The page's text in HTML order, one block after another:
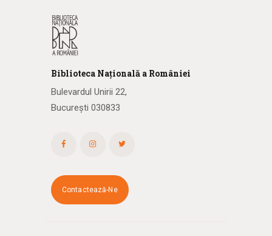
Biblioteca Națională a României
Bulevardul Unirii 22,
București 030833
Contactează-Ne